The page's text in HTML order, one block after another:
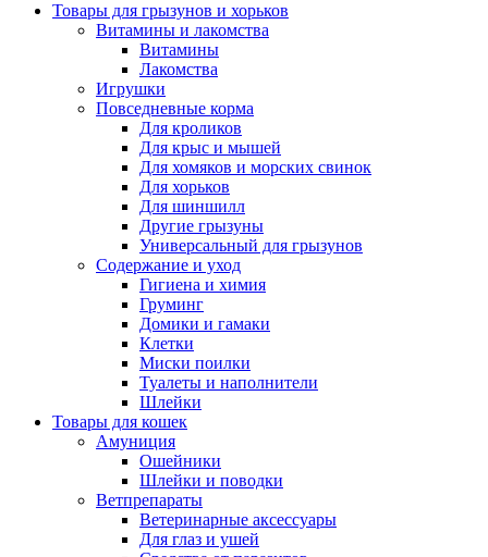
Товары для грызунов и хорьков
Витамины и лакомства
Витамины
Лакомства
Игрушки
Повседневные корма
Для кроликов
Для крыс и мышей
Для хомяков и морских свинок
Для хорьков
Для шиншилл
Другие грызуны
Универсальный для грызунов
Содержание и уход
Гигиена и химия
Груминг
Домики и гамаки
Клетки
Миски поилки
Туалеты и наполнители
Шлейки
Товары для кошек
Амуниция
Ошейники
Шлейки и поводки
Ветпрепараты
Ветеринарные аксессуары
Для глаз и ушей